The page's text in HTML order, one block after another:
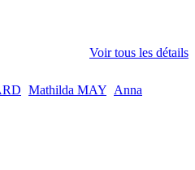
Voir tous les détails
Mathilda MAY Anna